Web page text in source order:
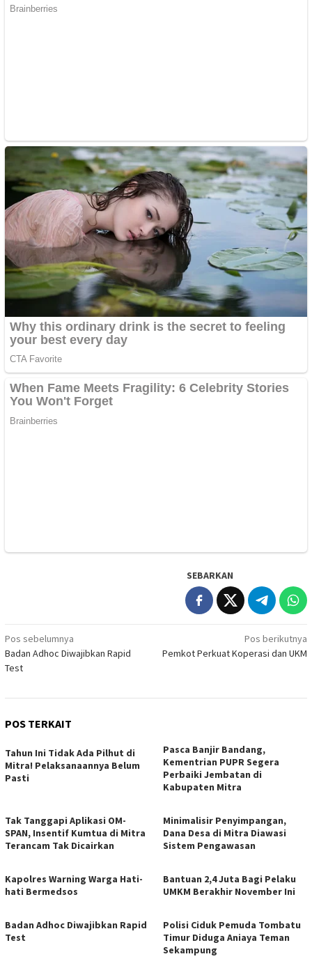
SEBARKAN
Navigasi
pos
Pos sebelumnya
Badan Adhoc Diwajibkan Rapid
Test
Pos berikutnya
Pemkot Perkuat Koperasi dan UKM
POS TERKAIT
Tahun Ini Tidak Ada Pilhut di
Mitra! Pelaksanaannya Belum
Pasti
Pasca Banjir Bandang,
Kementrian PUPR Segera
Perbaiki Jembatan di
Kabupaten Mitra
Tak Tanggapi Aplikasi OM-
SPAN, Insentif Kumtua di Mitra
Terancam Tak Dicairkan
Minimalisir Penyimpangan,
Dana Desa di Mitra Diawasi
Sistem Pengawasan
Kapolres Warning Warga Hati-
hati Bermedsos
Bantuan 2,4 Juta Bagi Pelaku
UMKM Berakhir November Ini
Badan Adhoc Diwajibkan Rapid
Test
Polisi Ciduk Pemuda Tombatu
Timur Diduga Aniaya Teman
Sekampung